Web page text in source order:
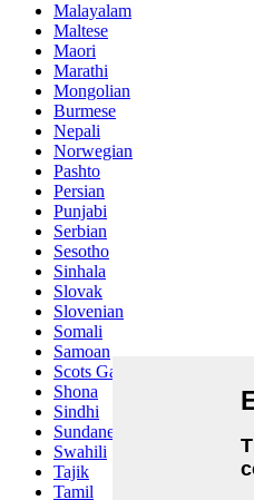
Malayalam
Maltese
Maori
Marathi
Mongolian
Burmese
Nepali
Norwegian
Pashto
Persian
Punjabi
Serbian
Sesotho
Sinhala
Slovak
Slovenian
Somali
Samoan
Scots Gaelic
Shona
Sindhi
Sundanese
Swahili
Tajik
Tamil